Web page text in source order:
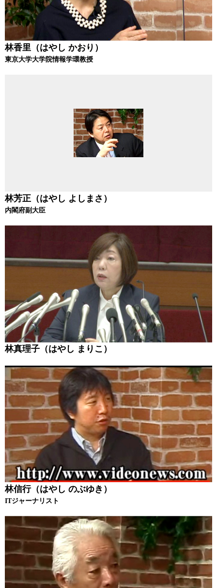
林香里（はやし かおり）
東京大学大学院情報学環教授
林芳正（はやし よしまさ）
内閣府副大臣
林真理子（はやし まりこ）
林信行（はやし のぶゆき）
ITジャーナリスト